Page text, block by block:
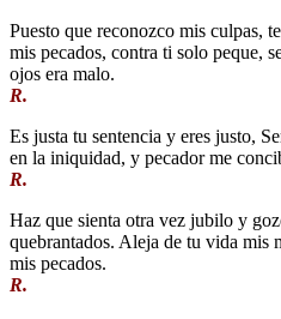
Puesto que reconozco mis culpas,
mis pecados, contra ti solo peque,
ojos era malo.
R.
Es justa tu sentencia y eres justo,
en la iniquidad, y pecador me
R.
Haz que sienta otra vez jubilo y
quebrantados. Aleja de tu vida mis
mis pecados.
R.